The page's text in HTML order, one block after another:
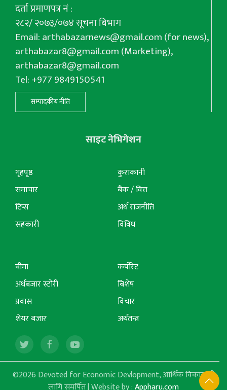
दर्ता प्रमाणपत्र नं :
२८२/ २०७३/०७४ सूचना बिभाग
Email:arthabazarnews@gmail.com(for news),
arthabazar8@gmail.com(Marketing),
arthabazar8@gmail.com
Tel: +977 9849150541
सम्पादकीय नीति
साइट नेभिगेशन
गृहपृष्ठ
समाचार
टिप्स
सहकारी
कुराकानी
बैंक / वित्त
अर्थ राजनीति
विविध
बीमा
अर्थबजार स्टोरी
प्रवास
शेयर बजार
कर्पोरेट
बिशेष
विचार
अर्थतन्त्र
©2026 Devoted for Economic Devlopment, आर्थिक विकासको
लागि समर्पित | Website by :Appharu.com